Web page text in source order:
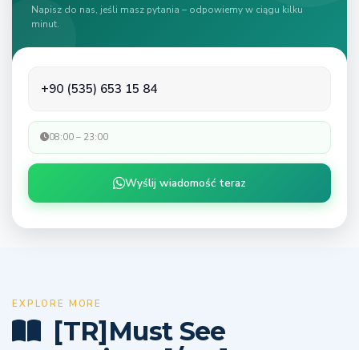
Napisz do nas, jeśli masz pytania – odpowiemy w ciągu kilku
minut.
+90 (535) 653 15 84
08:00 – 23:00
Wyślij wiadomość teraz
EXPLORE MORE
[TR]Must See